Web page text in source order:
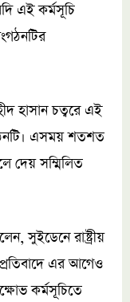
এই কর্মসূচি
হাসান চত্বরে এই
এসময় শতশত
দেয় সম্মিলিত
সুইডেনে রাষ্ট্রীয়
এর আগেও
কর্মসূচিতে